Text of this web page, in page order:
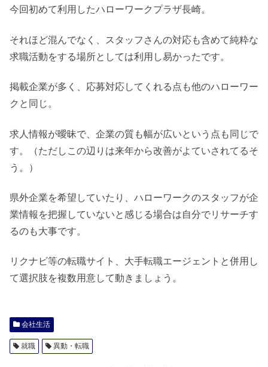
今回初めて利用したハローワークプラザ長崎。
それほど混んでなく、スタッフさんの対応も含めて純粋な
求職活動をする場所としては利用し易かったです。
掲載企業が多く、応募対応してくれる点も他のハローワー
クと同じ。
求人情報が曖昧で、企業の質も幅が広いという点も同じで
す。（ただしこの辺りは来年から改善がよていされてるそ
う。）
県外企業を希望していたり、ハローワークのスタッフが企
業情報を把握していないと感じる場合は自分でリサーチす
るのも大事です。
リクナビ等の転職サイト、大手転職エージェントと併用し
て選択肢を複数用意して動きましょう。
会社生活
就職 異動・転職